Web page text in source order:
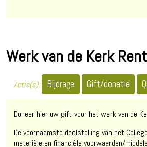
Werk van de Kerk
Actie(s):
Doneer hier uw gift voor het werk van de
De voornaamste doelstelling van het
materiële en financiële voorwaarden/